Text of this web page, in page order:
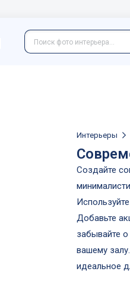
Интерьеры
Создайте
Добавьте
забывайте
вашему
идеальное